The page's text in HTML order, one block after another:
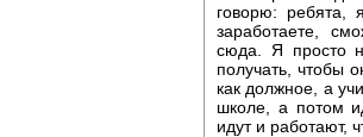
говорю: ребята,
заработаете,
сюда. Я просто
получать, чтобы
как должное, а
школе, а потом
идут и работают,